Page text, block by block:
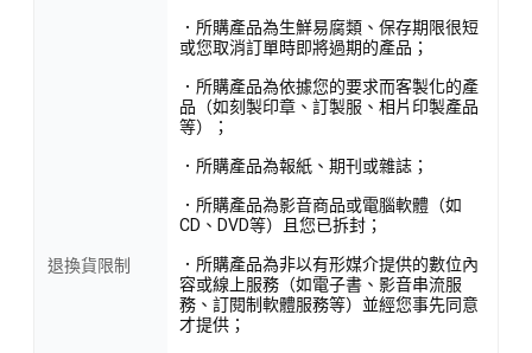
退換貨限制
．所購產品為生鮮易腐類、保存期限很短
或您取消訂單時即將過期的產品；
．所購產品為依據您的要求而客製化的產
品（如刻製印章、訂製服、相片印製產品
等）；
．所購產品為報紙、期刊或雜誌；
．所購產品為影音商品或電腦軟體（如
CD、DVD等）且您已拆封；
．所購產品為非以有形媒介提供的數位內
容或線上服務（如電子書、影音串流服
務、訂閱制軟體服務等）並經您事先同意
才提供；